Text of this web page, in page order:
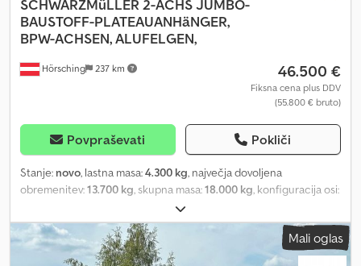
Hörsching 237 km
SCHWARZMüLLER 2-ACHS JUMBO-
BAUSTOFF-PLATEAUANHäNGER,
BPW-ACHSEN, ALUFELGEN,
46.500 €
Fiksna cena plus DDV
(55.800 € bruto)
Povpraševati Pokliči
Stanje: novo, lastna masa:4.300 kg, največja dovoljena
obremenitev:13.700 kg, skupna masa:18.000 kg, konfiguracija osi:
, dolžina tovornega prostora:7.100 mm
prostora:2.480 mm, vzmetenje:zrak, velikost pnevmatike:
275/70R22,5, Oprema:ABS, Schwarzmüller Jumbo construction
material trailer | BPW axles with disc brakes | Pallet box, 2x
Mali oglas